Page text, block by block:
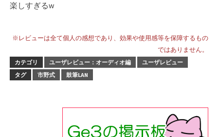
楽しすぎるw
※レビューは全て個人の感想であり、効果や使用感等を保障するもの
ではありません。
カテゴリ ユーザレビュー：オーディオ編
ユーザレビュー
タグ
市野式 鼓筆LAN